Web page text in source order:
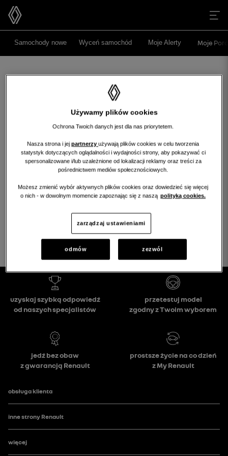
Samochody nowe Wyceń samochód
Moje Alerty
Moje
Niestety, wybrany dealer nie ma
obecnie żadnych ofert w tej kategorii.
Wróć na stronę główną
wróć na stronę główną
Używamy plików cookies
Ochrona Twoich danych jest dla nas priorytetem.
Nasza strona i jej partnerzy używają plików cookies w celu tworzenia
statystyk dotyczących oglądalności i wydajności strony, aby pokazywać ci
spersonalizowane i/lub uzależnione od lokalizacji reklamy oraz treści za
pośrednictwem mediów społecznościowych.
Możesz zmienić wybór aktywnych plików cookies oraz dowiedzieć się więcej
o nich - w dowolnym momencie zapoznając się z naszą polityką cookies.
zarządzaj ustawieniami
odmów zezwól